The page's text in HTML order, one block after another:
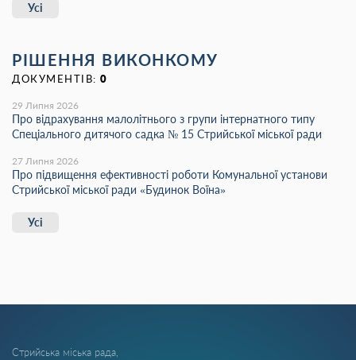
Усі
РІШЕННЯ ВИКОНКОМУ
ДОКУМЕНТІВ: 0
29 Липня 2026
Про відрахування малолітнього з групи інтернатного типу
Спеціального дитячого садка № 15 Стрийської міської ради
27 Липня 2026
Про підвищення ефективності роботи Комунальної установи
Стрийської міської ради «Будинок Воїна»
Усі
Стрийська міська рада,